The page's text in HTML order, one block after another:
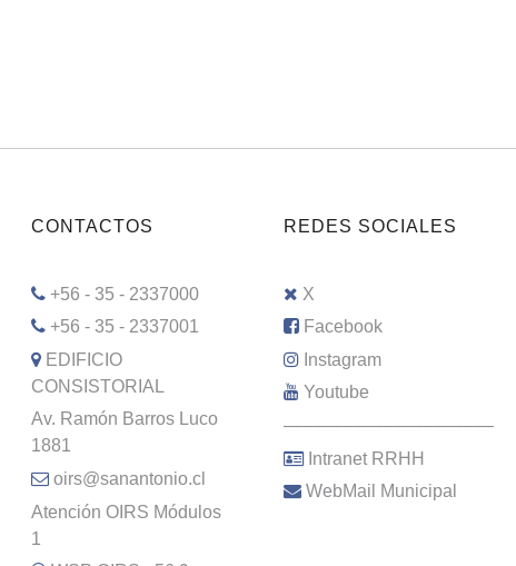
CONTACTOS
+56 - 35 - 2337000
+56 - 35 - 2337001
EDIFICIO
CONSISTORIAL
Av. Ramón Barros Luco
1881
oirs@sanantonio.cl
Atención OIRS Módulos
1
REDES SOCIALES
X
Facebook
Instagram
Youtube
–––––––––––––––––––––
Intranet RRHH
WebMail Municipal